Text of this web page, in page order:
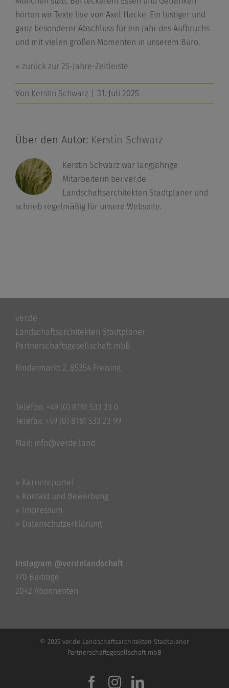
hörten wir Texte live von Axel Hacke. Ein lustiger und
ganz besonderer Abschluss für ein Jahr des Aufbruchs
und mit vielen großen Momenten in unserem Büro.
« zurück zur 25-Jahre-Zeitleiste
Von Kerstin Schwarz 31. Juli 2025
Über den Autor: Kerstin Schwarz
Kerstin Schwarz war langjährige
Mitarbeiterin bei ver.de
Landschaftsarchitekten Stadtplaner und
schrieb regelmäßig für unsere Webseite.
ver.de
Landschaftsarchitekten Stadtplaner
Partnerschaftsgesellschaft mbB
Rindermarkt 2, 85354 Freising
Telefon: +49 (0) 8161 533 23 0
Telefax: +49 (0) 8161 533 23 99
Mail: info@verde.land
» Karriereportal
» Kontakt und Bewerbung
» Impressum
» Datenschutzerklärung
Instagram @verdelandschaft
770 Beiträge
2042 Abonnenten
© 2025 ver.de Landschaftsarchitekten Stadtplaner
Partnerschaftsgesellschaft mbB
Facebook
Instagram
LinkedIn